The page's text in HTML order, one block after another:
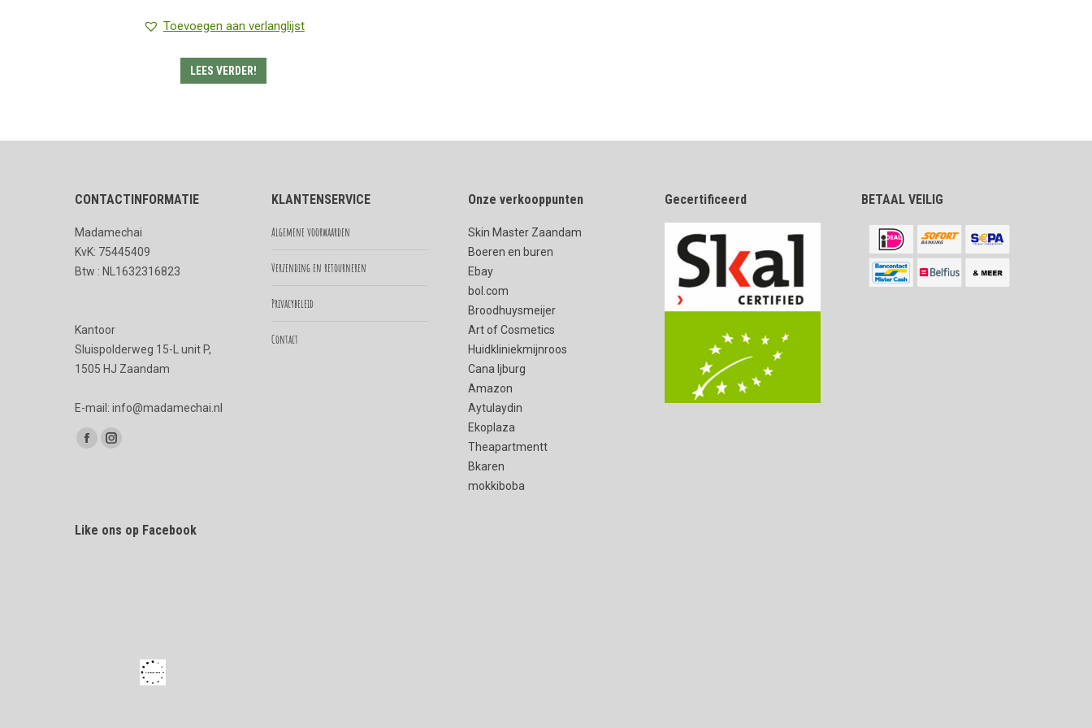
was:
€19.95.
is:
€17.95.
Toevoegen aan verlanglijst
LEES VERDER!
CONTACTINFORMATIE
Madamechai
KvK: 75445409
Btw : NL1632316823
Kantoor
Sluispolderweg 15-L unit P,
1505 HJ Zaandam
E-mail: info@madamechai.nl
Vind ons op:
Facebook
new
Instagram
new
KLANTENSERVICE
Algemene voorwaarden
Verzending en retourneren
Privacybeleid
Contact
Onze verkooppunten
Skin Master Zaandam
Boeren en buren
Ebay
bol.com
Broodhuysmeijer
Art of Cosmetics
Huidkliniekmijnroos
Cana Ijburg
Amazon
Aytulaydin
Ekoplaza
Theapartmentt
Bkaren
mokkiboba
Gecertificeerd BETAAL VEILIG
Like ons op Facebook